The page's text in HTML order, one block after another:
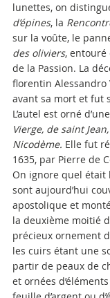
lunettes, on
d’épines, la
sur la voûte, le
des oliviers, entouré
de la Passion. La
florentin Alessandro
avant sa mort et fut
L’autel est orné
Vierge, de saint
Nicodème. Elle fut
1635, par Pierre de
On ignore quel était
sont aujourd’hui
apostolique et
la deuxième moitié
précieux ornement
les cuirs étant une
partir de peaux de
et ornées